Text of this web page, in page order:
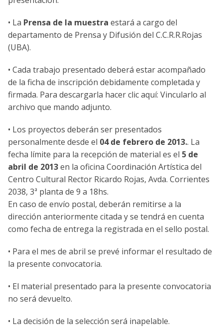
• La Prensa de la muestra estará a cargo del
departamento de Prensa y Difusión del C.C.R.R.Rojas
(UBA).
• Cada trabajo presentado deberá estar acompañado
de la ficha de inscripción debidamente completada y
firmada. Para descargarla hacer clic aquí: Vincularlo al
archivo que mando adjunto.
• Los proyectos deberán ser presentados
personalmente desde el 04 de febrero de 2013.. La
fecha límite para la recepción de material es el 5 de
abril de 2013en la oficina Coordinación Artística del
Centro Cultural Rector Ricardo Rojas, Avda. Corrientes
2038, 3ª planta de 9 a 18hs.
En caso de envío postal, deberán remitirse a la
dirección anteriormente citada y se tendrá en cuenta
como fecha de entrega la registrada en el sello postal.
• Para el mes de abril se prevé informar el resultado de
la presente convocatoria.
• El material presentado para la presente convocatoria
no será devuelto.
• La decisión de la selección será inapelable.